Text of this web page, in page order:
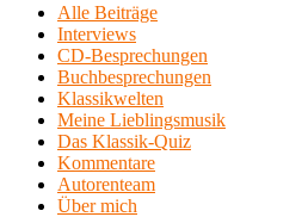
Alle Beiträge
Interviews
CD-Besprechungen
Buchbesprechungen
Klassikwelten
Meine Lieblingsmusik
Das Klassik-Quiz
Kommentare
Autorenteam
Über mich